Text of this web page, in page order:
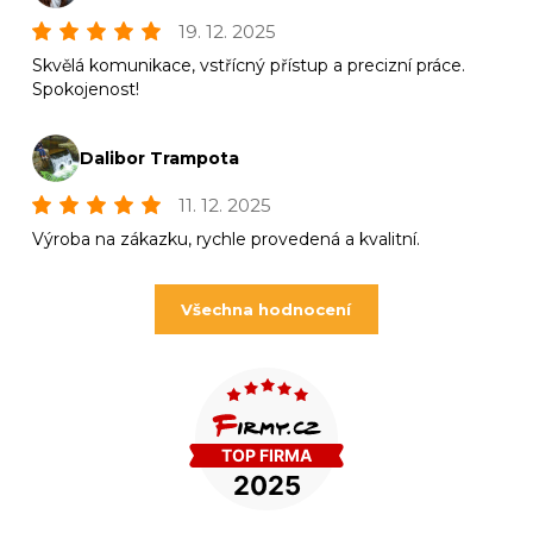
19. 12. 2025
Skvělá komunikace, vstřícný přístup a precizní práce.
Spokojenost!
Dalibor Trampota
11. 12. 2025
Výroba na zákazku, rychle provedená a kvalitní.
Všechna hodnocení